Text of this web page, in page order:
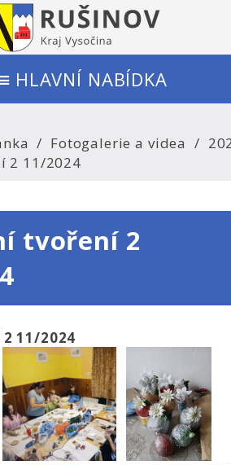
HLAVNÍ NABÍDKA
Fotogalerie a videa
2 11/2024
tvoření 2
11/2024